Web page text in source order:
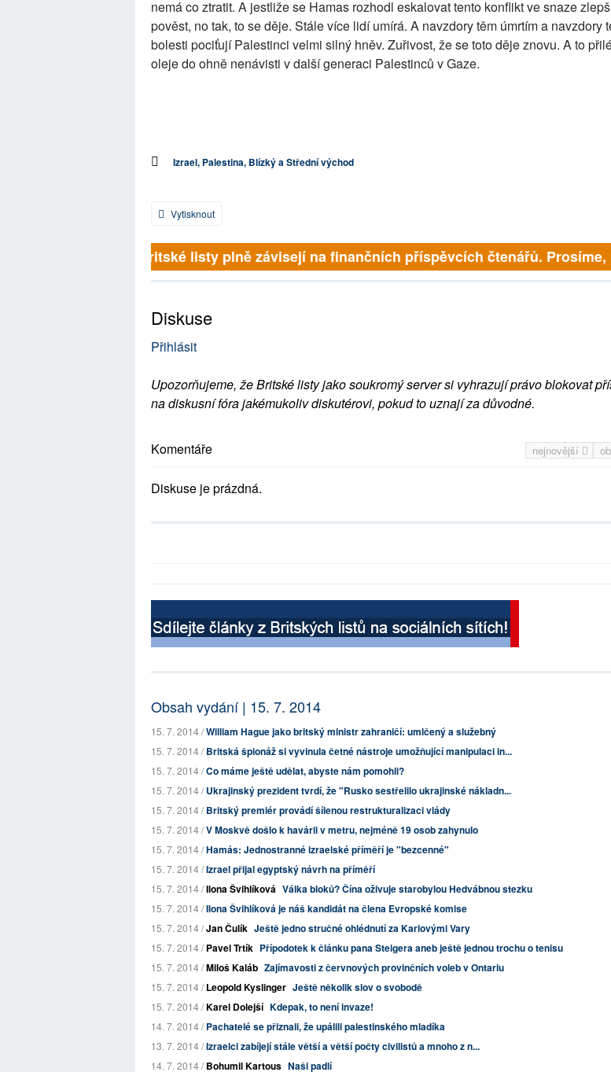
nemá co ztratit. A jestliže se Hamas rozhodl eskalovat tento konflikt ve snaze
pověst, no tak, to se děje. Stále více lidí umírá. A navzdory těm úmrtím a navzdory
bolesti pociťují Palestinci velmi silný hněv. Zuřivost, že se toto děje znovu. A to
oleje do ohně nenávisti v další generaci Palestinců v Gaze.
Izrael, Palestina, Blízký a Střední východ
Vytisknout
Britské listy plně závisejí na finančních příspěvcích čtenářů. Prosíme,
Diskuse
Přihlásit
Upozorňujeme, že Britské listy jako soukromý server si vyhrazují právo blokovat
na diskusní fóra jakémukoliv diskutérovi, pokud to uznají za důvodné.
nejnovější
Komentáře
Diskuse je prázdná.
Obsah vydání | 15. 7. 2014
15. 7. 2014 /William Hague jako britský ministr zahraničí: umlčený a služebný
15. 7. 2014 /Britská špionáž si vyvinula četné nástroje umožňující manipulaci in...
15. 7. 2014 /Co máme ještě udělat, abyste nám pomohli?
15. 7. 2014 /Ukrajinský prezident tvrdí, že "Rusko sestřelilo ukrajinské nákladn...
15. 7. 2014 /Britský premiér provádí šílenou restrukturalizaci vlády
15. 7. 2014 /V Moskvě došlo k havárii v metru, nejméně 19 osob zahynulo
15. 7. 2014 /Hamás: Jednostranné izraelské příměří je "bezcenné"
15. 7. 2014 /Izrael přijal egyptský návrh na příměří
15. 7. 2014 /Ilona Švihlíková Válka bloků? Čína oživuje starobylou Hedvábnou stezku
15. 7. 2014 /Ilona Švihlíková je náš kandidát na člena Evropské komise
15. 7. 2014 /Jan Čulík Ještě jedno stručné ohlédnutí za Karlovými Vary
15. 7. 2014 /Pavel Trtík Přípodotek k článku pana Steigera aneb ještě jednou trochu o tenisu
15. 7. 2014 /Miloš Kaláb Zajímavosti z červnových provinčních voleb v Ontariu
15. 7. 2014 /Leopold Kyslinger Ještě několik slov o svobodě
15. 7. 2014 /Karel Dolejší Kdepak, to není invaze!
14. 7. 2014 /Pachatelé se přiznali, že upálili palestinského mladíka
13. 7. 2014 /Izraelci zabíjejí stále větší a větší počty civilistů a mnoho z n...
14. 7. 2014 /Bohumil Kartous Naši padlí